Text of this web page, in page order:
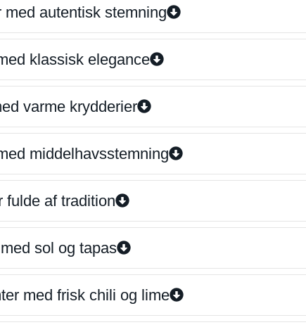
autentisk stemning
klassisk elegance
varme krydderier
middelhavsstemning
fulde af tradition
sol og tapas
med frisk chili og lime